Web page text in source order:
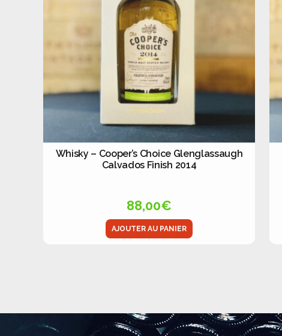
Whisky – Cooper’s Choice Glenglassaugh
Calvados Finish 2014
88,00€
AJOUTER AU PANIER